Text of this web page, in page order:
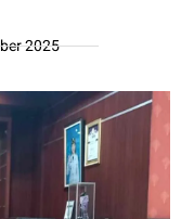
2025